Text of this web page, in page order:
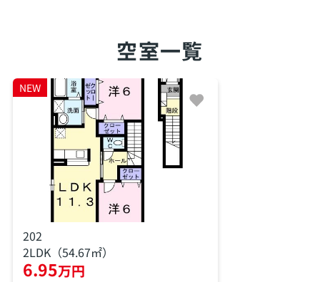
空室一覧
NEW
202
2LDK（54.67㎡）
6.95万円